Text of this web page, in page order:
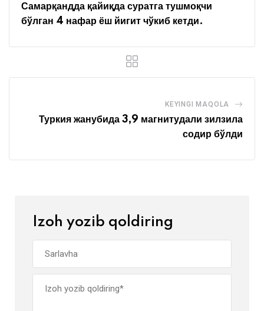
Самарқандда қайиқда суратга тушмоқчи
бўлган 4 нафар ёш йигит чўкиб кетди.
KEYINGI MAQOLA
Туркия жанубида 3,9 магнитудали зилзила
содир бўлди
Izoh yozib qoldiring